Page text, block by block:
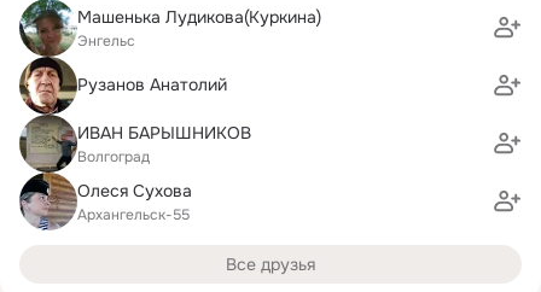
Машенька Лудикова(Куркина)
Энгельс
Рузанов Анатолий
ИВАН БАРЫШНИКОВ
Волгоград
Олеся Сухова
Архангельск-55
Все друзья